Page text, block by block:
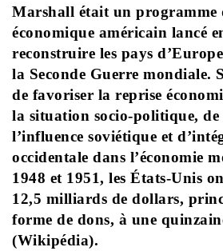
Marshall était un programme
économique américain lancé
reconstruire les pays
la Seconde Guerre mondiale.
de favoriser la reprise
la situation socio-politique,
l’influence soviétique et
occidentale dans l’économie
1948 et 1951, les États-Unis
12,5 milliards de dollars,
forme de dons, à une
(Wikipédia).